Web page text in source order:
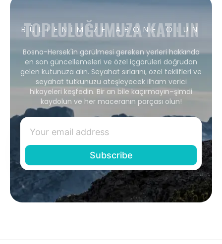
BÜLTENIMIZE ABONE OLUN
TOPLULUĞUMUZA KATILIN
Bosna-Hersek'in görülmesi gereken yerleri hakkında
en son güncellemeleri ve özel içgörüleri doğrudan
gelen kutunuza alın. Seyahat sırlarını, özel teklifleri ve
seyahat tutkunuzu ateşleyecek ilham verici
hikayeleri keşfedin. Bir an bile kaçırmayın–şimdi
kaydolun ve her maceranın parçası olun!